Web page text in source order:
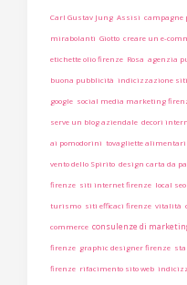
Carl Gustav Jung Assisi campagne
mirabolanti Giotto creare un e-
etichette olio firenze Rosa agenzia
buona pubblicità indicizzazione
google social media marketing
serve un blog aziendale decori
ai pomodorini tovagliette alimentari
vento dello Spirito design carta da
firenze siti internet firenze local seo
turismo siti efficaci firenze vitalità
commerce consulenze di
firenze graphic designer firenze
firenze rifacimento sito web